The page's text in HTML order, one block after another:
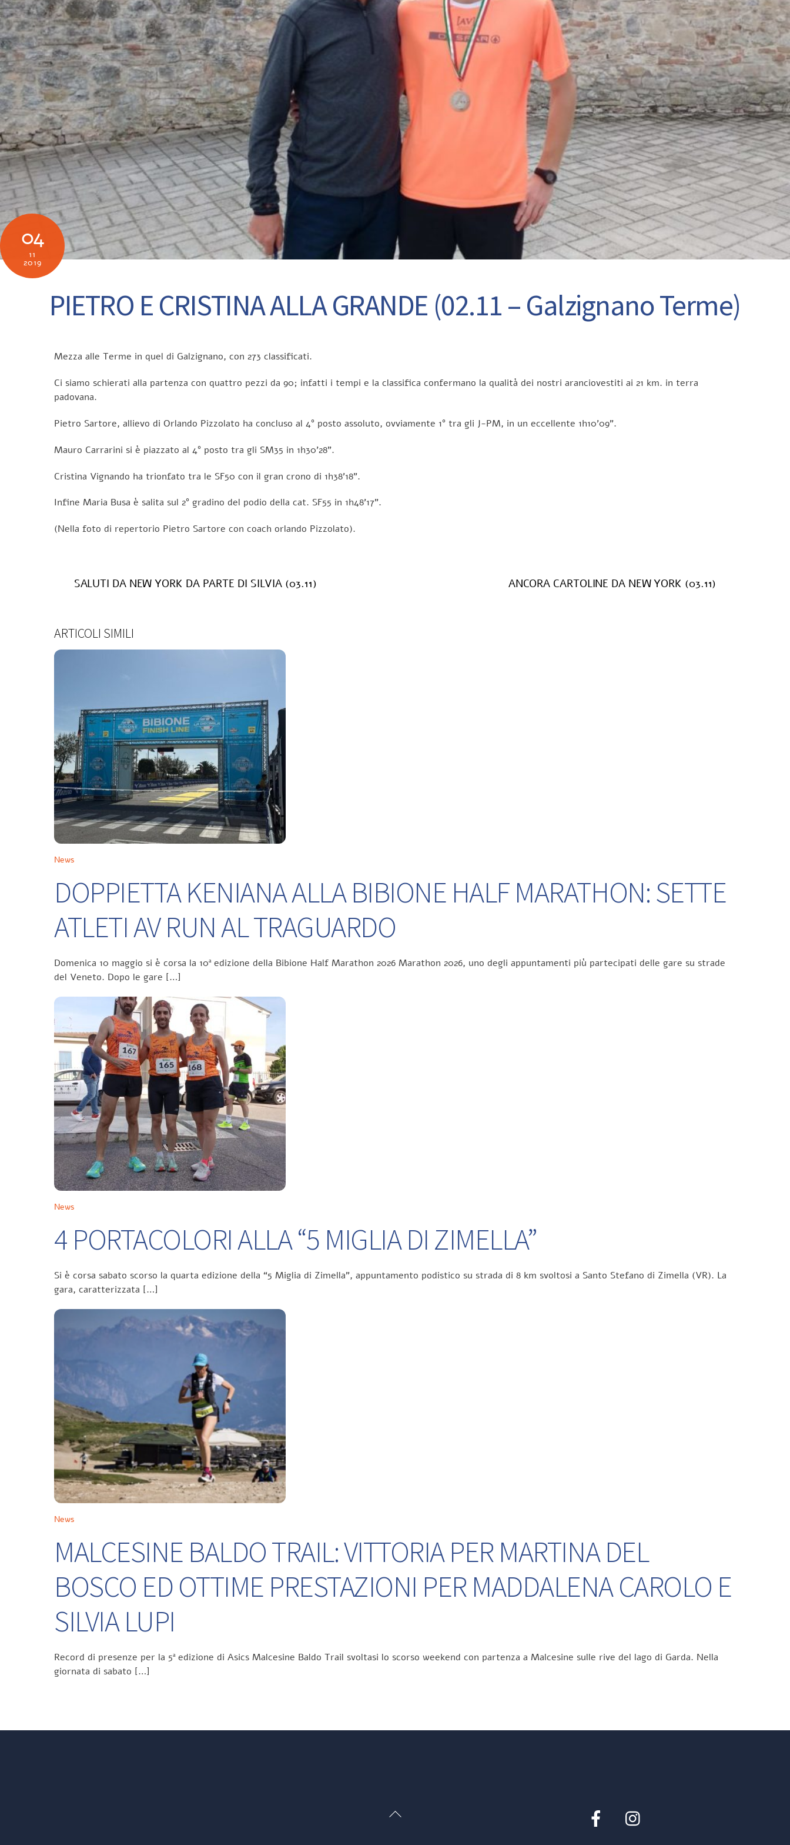
04
11
2019
PIETRO E CRISTINA ALLA GRANDE (02.11 – Galzignano Terme)
Mezza alle Terme in quel di Galzignano, con 273 classificati.
Ci siamo schierati alla partenza con quattro pezzi da 90; infatti i tempi e la classifica confermano la qualità dei nostri aranciovestiti ai 21 km. in terra
padovana.
Pietro Sartore, allievo di Orlando Pizzolato ha concluso al 4° posto assoluto, ovviamente 1° tra gli J-PM, in un eccellente 1h10’09”.
Mauro Carrarini si è piazzato al 4° posto tra gli SM35 in 1h30’28”.
Cristina Vignando ha trionfato tra le SF50 con il gran crono di 1h38’18”.
Infine Maria Busa è salita sul 2° gradino del podio della cat. SF55 in 1h48’17”.
(Nella foto di repertorio Pietro Sartore con coach orlando Pizzolato).
SALUTI DA NEW YORK DA PARTE DI SILVIA (03.11) ANCORA CARTOLINE DA NEW YORK (03.11)
ARTICOLI SIMILI
News
DOPPIETTA KENIANA ALLA BIBIONE HALF MARATHON: SETTE
ATLETI AV RUN AL TRAGUARDO
Domenica 10 maggio si è corsa la 10ª edizione della Bibione Half Marathon 2026 Marathon 2026, uno degli appuntamenti più partecipati delle gare su strade
del Veneto. Dopo le gare […]
News
4 PORTACOLORI ALLA “5 MIGLIA DI ZIMELLA”
Si è corsa sabato scorso la quarta edizione della “5 Miglia di Zimella”, appuntamento podistico su strada di 8 km svoltosi a Santo Stefano di Zimella (VR). La
gara, caratterizzata […]
News
MALCESINE BALDO TRAIL: VITTORIA PER MARTINA DEL
BOSCO ED OTTIME PRESTAZIONI PER MADDALENA CAROLO E
SILVIA LUPI
Record di presenze per la 5ª edizione di Asics Malcesine Baldo Trail svoltasi lo scorso weekend con partenza a Malcesine sulle rive del lago di Garda. Nella
giornata di sabato […]
Back
Facebook